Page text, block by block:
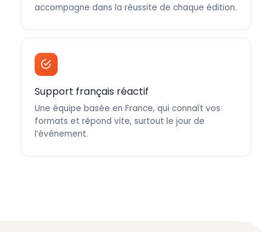
accompagne dans la réussite de chaque édition.
Support français réactif
Une équipe basée en France, qui connaît vos
formats et répond vite, surtout le jour de
l’événement.